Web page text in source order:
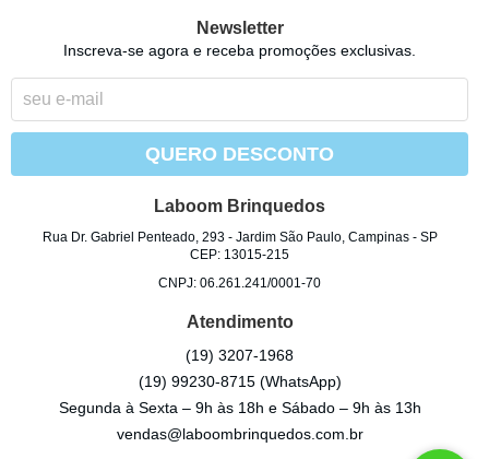
Newsletter
Inscreva-se agora e receba promoções exclusivas.
QUERO DESCONTO
Laboom Brinquedos
Rua Dr. Gabriel Penteado, 293- Jardim São Paulo, Campinas- SP
CEP: 13015-215
CNPJ: 06.261.241/0001-70
Atendimento
(19) 3207-1968
(19) 99230-8715 (WhatsApp)
Segunda à Sexta – 9h às 18h e Sábado – 9h às 13h
vendas@laboombrinquedos.com.br